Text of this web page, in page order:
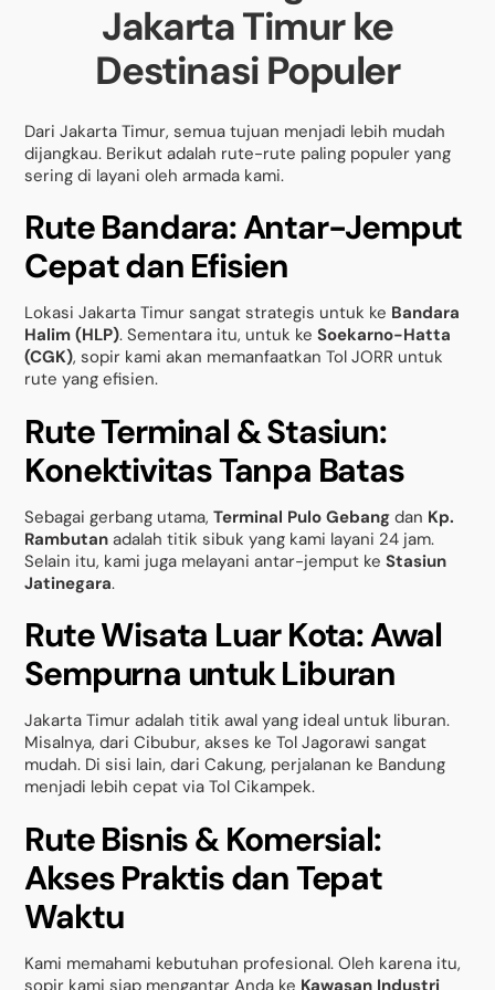
Jakarta Timur ke
Destinasi Populer
Dari Jakarta Timur, semua tujuan menjadi lebih mudah
dijangkau. Berikut adalah rute-rute paling populer yang
sering di layani oleh armada kami.
Rute Bandara: Antar-Jemput
Cepat dan Efisien
Lokasi Jakarta Timur sangat strategis untuk ke Bandara
Halim (HLP). Sementara itu, untuk keSoekarno-Hatta
(CGK), sopir kami akan memanfaatkan Tol JORR untuk
rute yang efisien.
Rute Terminal & Stasiun:
Konektivitas Tanpa Batas
Sebagai gerbang utama,Terminal Pulo Gebang dan Kp.
Rambutan adalah titik sibuk yang kami layani 24 jam.
Selain itu, kami juga melayani antar-jemput keStasiun
Jatinegara.
Rute Wisata Luar Kota: Awal
Sempurna untuk Liburan
Jakarta Timur adalah titik awal yang ideal untuk liburan.
Misalnya, dari Cibubur, akses ke Tol Jagorawi sangat
mudah. Di sisi lain, dari Cakung, perjalanan ke Bandung
menjadi lebih cepat via Tol Cikampek.
Rute Bisnis & Komersial:
Akses Praktis dan Tepat
Waktu
Kami memahami kebutuhan profesional. Oleh karena itu,
sopir kami siap mengantar Anda ke Kawasan Industri